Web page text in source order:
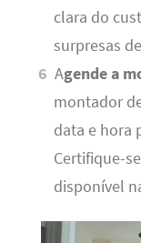
clara do
surpresas
Agende a
montador
data e hora
Certifique-
disponível